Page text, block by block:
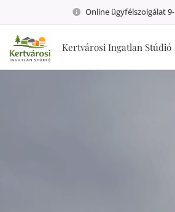
Online ügyfélszolgálat
Kertvárosi Ingatlan Stúdió